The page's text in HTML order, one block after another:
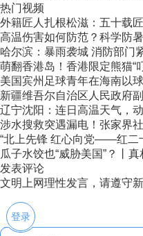
热门视频
外籍匠人扎根松滋：五十载
高温伤害如何防范？科学防
哈尔滨：暴雨袭城 消防部门
萌翻香港岛！香港限定熊猫“
美国宾州足球青年在海南以
新疆维吾尔自治区人民政府
辽宁沈阳：连日高温天气，
涉水搜救突遇漏电！张家界
“北上先锋 红心向党——红二
瓜子水饺也“威胁美国”？丨真
发表评论
文明上网理性发言，请遵守
登录